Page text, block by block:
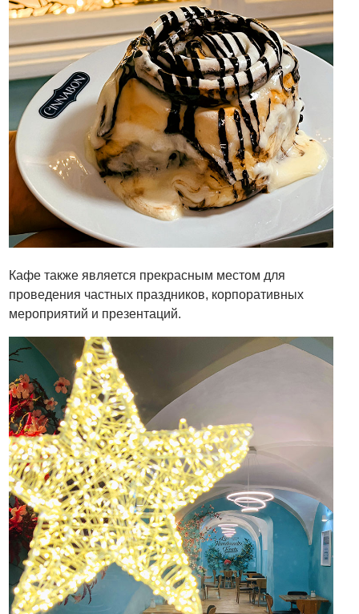
Кафе также является прекрасным местом для
проведения частных праздников, корпоративных
мероприятий и презентаций.